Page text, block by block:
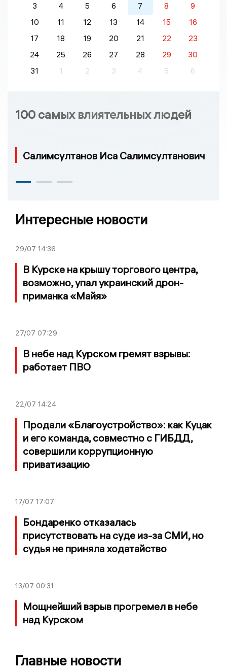
3
4 5 6 7 8
9
10
11 12 13 14 15
16
17
18 19 20 21 22
23
24
25 26 27 28 29
30
31
1 2 3 4 5 6
100 самых влиятельных людей
Салимсултанов Иса Салимсултанович
Интересные новости
29/07 14:36
В Курске на крышу торгового центра,
возможно, упал украинский дрон-
приманка «Майя»
27/07 07:29
В небе над Курском гремят взрывы:
работает ПВО
22/07 14:24
Продали «Благоустройство»: как Куцак
и его команда, совместно с ГИБДД,
совершили коррупционную
приватизацию
17/07 17:07
Бондаренко отказалась
присутствовать на суде из-за СМИ, но
судья не приняла ходатайство
13/07 00:31
Мощнейший взрыв прогремел в небе
над Курском
Главные новости